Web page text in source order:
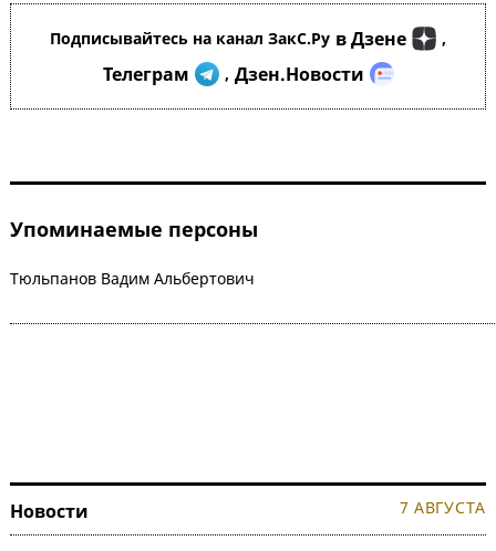
Подписывайтесь на канал ЗакС.Ру в Дзене ,
Телеграм , Дзен.Новости
Упоминаемые персоны
Тюльпанов Вадим Альбертович
Новости 7 АВГУСТА